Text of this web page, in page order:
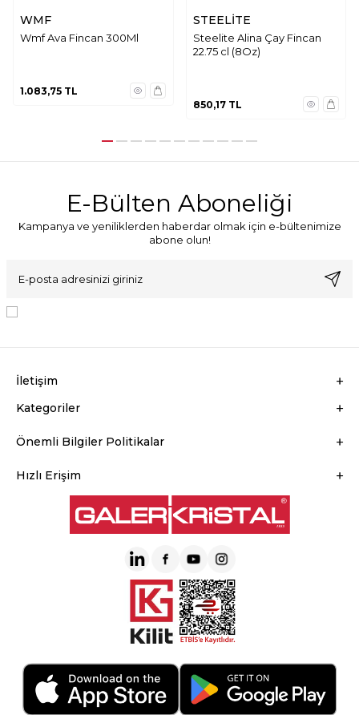
WMF
Wmf Ava Fincan 300Ml
1.083,75 TL
STEELİTE
Steelite Alina Çay Fincan
22.75 cl (8Oz)
850,17TL
E-Bülten Aboneliği
Kampanya ve yeniliklerden haberdar olmak için e-bültenimize
abone olun!
İletişim
Kategoriler
Önemli Bilgiler Politikalar
Hızlı Erişim